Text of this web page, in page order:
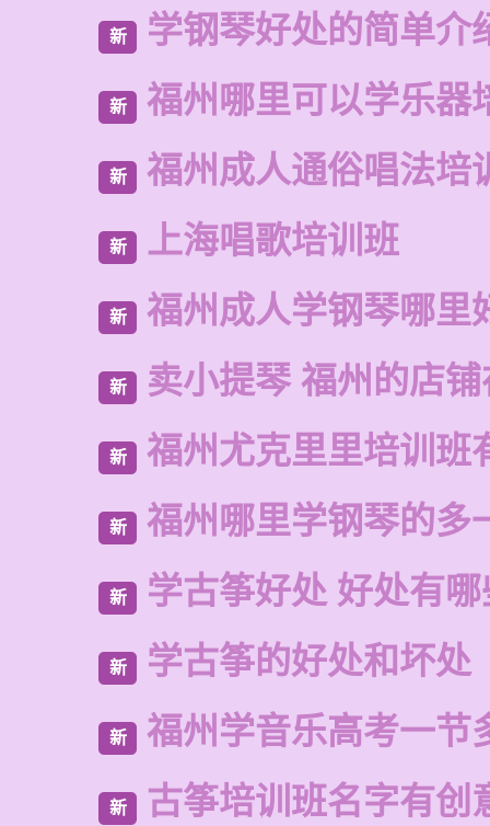
新 学钢琴好处的简单介
新 福州哪里可以学乐器
新 福州成人通俗唱法培
新 上海唱歌培训班
新 福州成人学钢琴哪里
新 卖小提琴 福州的店
新 福州尤克里里培训班
新 福州哪里学钢琴的多
新 学古筝好处 好处有哪
新 学古筝的好处和坏处
新 福州学音乐高考一节
新 古筝培训班名字有创